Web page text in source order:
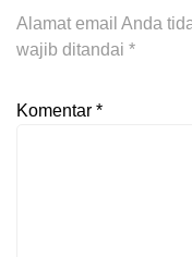
Alamat email Anda
wajib ditandai *
Komentar *